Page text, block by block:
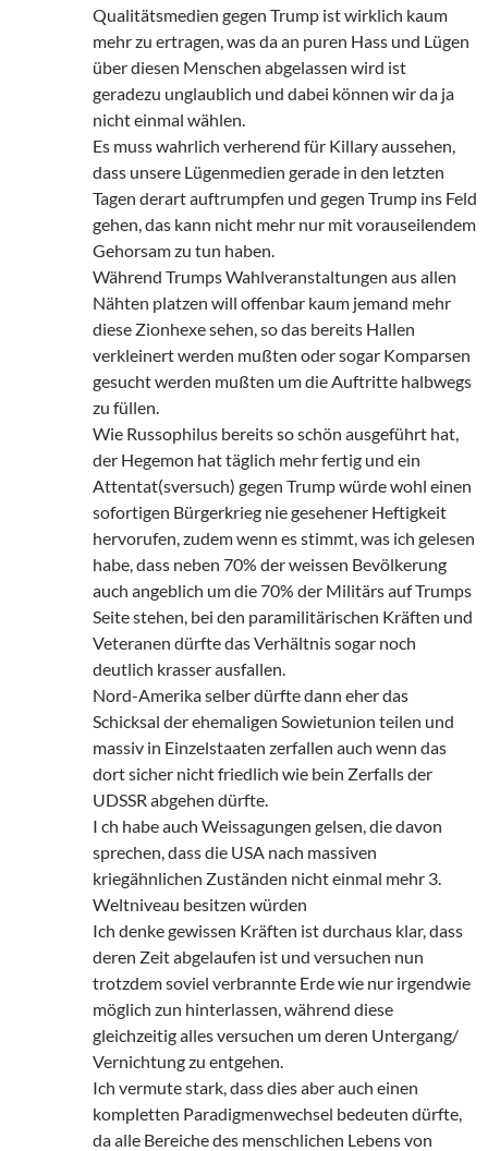
Qualitätsmedien gegen Trump ist wirklich kaum
mehr zu ertragen, was da an puren Hass und Lügen
über diesen Menschen abgelassen wird ist
geradezu unglaublich und dabei können wir da ja
nicht einmal wählen.
Es muss wahrlich verherend für Killary aussehen,
dass unsere Lügenmedien gerade in den letzten
Tagen derart auftrumpfen und gegen Trump ins Feld
gehen, das kann nicht mehr nur mit vorauseilendem
Gehorsam zu tun haben.
Während Trumps Wahlveranstaltungen aus allen
Nähten platzen will offenbar kaum jemand mehr
diese Zionhexe sehen, so das bereits Hallen
verkleinert werden mußten oder sogar Komparsen
gesucht werden mußten um die Auftritte halbwegs
zu füllen.
Wie Russophilus bereits so schön ausgeführt hat,
der Hegemon hat täglich mehr fertig und ein
Attentat(sversuch) gegen Trump würde wohl einen
sofortigen Bürgerkrieg nie gesehener Heftigkeit
hervorufen, zudem wenn es stimmt, was ich gelesen
habe, dass neben 70% der weissen Bevölkerung
auch angeblich um die 70% der Militärs auf Trumps
Seite stehen, bei den paramilitärischen Kräften und
Veteranen dürfte das Verhältnis sogar noch
deutlich krasser ausfallen.
Nord-Amerika selber dürfte dann eher das
Schicksal der ehemaligen Sowietunion teilen und
massiv in Einzelstaaten zerfallen auch wenn das
dort sicher nicht friedlich wie bein Zerfalls der
UDSSR abgehen dürfte.
I ch habe auch Weissagungen gelsen, die davon
sprechen, dass die USA nach massiven
kriegähnlichen Zuständen nicht einmal mehr 3.
Weltniveau besitzen würden
Ich denke gewissen Kräften ist durchaus klar, dass
deren Zeit abgelaufen ist und versuchen nun
trotzdem soviel verbrannte Erde wie nur irgendwie
möglich zun hinterlassen, während diese
gleichzeitig alles versuchen um deren Untergang/
Vernichtung zu entgehen.
Ich vermute stark, dass dies aber auch einen
kompletten Paradigmenwechsel bedeuten dürfte,
da alle Bereiche des menschlichen Lebens von